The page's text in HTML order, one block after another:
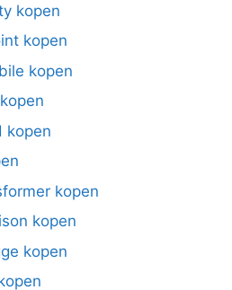
kopen
kopen
kopen
kopen
kopen
kopen
kopen